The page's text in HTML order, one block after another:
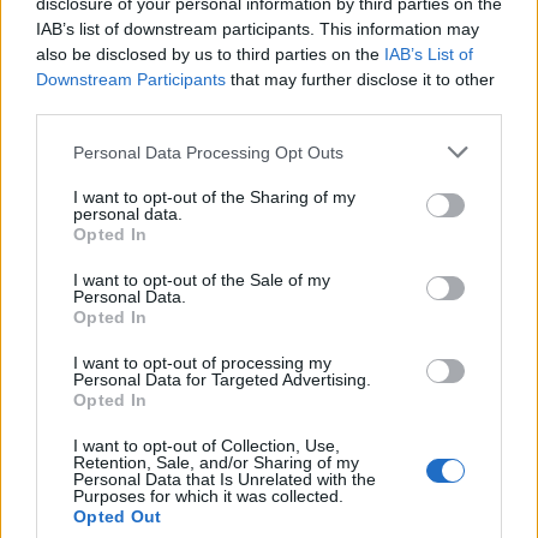
IAB’s list of downstream participants. This information may
also be disclosed by us to third parties on the IAB’s List of
Downstream Participants that may further disclose it to other
Personal Data Processing Opt Outs
I want to opt-out of the Sharing of my
personal data.
Opted In
I want to opt-out of the Sale of my
Personal Data.
Opted In
I want to opt-out of processing my
Personal Data for Targeted Advertising.
Opted In
I want to opt-out of Collection, Use,
Retention, Sale, and/or Sharing of my
Personal Data that Is Unrelated with the
Purposes for which it was collected.
Opted Out
Niewiele krócej liczy sobie jego istnienie w
sztuce, nawet jeśli miałoby to być pierwotne
malowidło na ścianie jaskini. Taniec potrafi
bardzo dobitnym symbolem, tak jak to miało
miejsceWeselu
gdzie był on odzwierciedleniem stanu
duchowego narodu polskiego w konkretnym
Czytaj także:
Charakterystyka Nosa z Wesela